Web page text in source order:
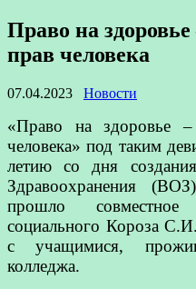
Право на
прав человека
07.04.2023 Новости
«Право на здоровье
человека» под таким
летию со дня
Здравоохранения
прошло совместное
социального Короза
с учащимися,
колледжа.